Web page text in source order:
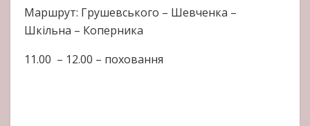
Маршрут: Грушевського – Шевченка –
Шкільна – Коперника
11.00 – 12.00 – поховання